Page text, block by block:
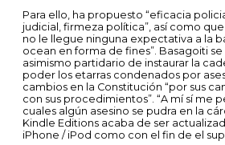
Para ello, ha propuesto “eficacia
judicial, firmeza política”, así como
no le llegue ninguna expectativa a la
ocean en forma de fines”. Basagoiti
asimismo partidario de instaurar la
poder los etarras condenados por
cambios en la Constitución “por sus
con sus procedimientos”. “A mí sí me
cuales algún asesino se pudra en la
Kindle Editions acaba de ser
iPhone / iPod como con el fin de el